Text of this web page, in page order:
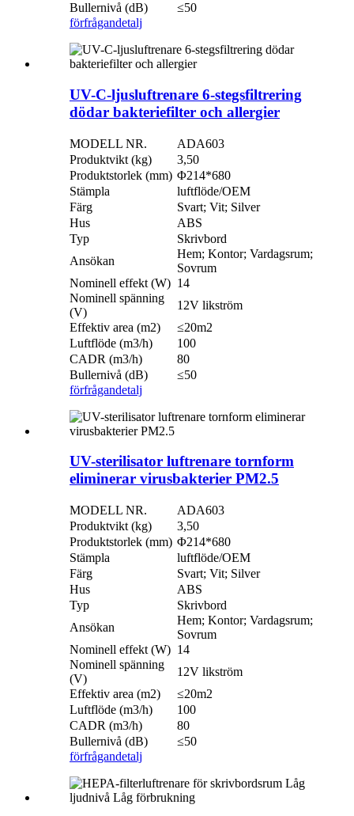
Bullernivå (dB)
≤50
förfrågandetalj
UV-C-ljusluftrenare 6-stegsfiltrering
dödar bakteriefilter och allergier
MODELL NR.
ADA603
Produktvikt (kg)
3,50
Produktstorlek (mm) Φ214*680
Stämpla
luftflöde/OEM
Färg
Svart; Vit; Silver
Hus
ABS
Typ
Skrivbord
Ansökan
Hem; Kontor; Vardagsrum;
Sovrum
Nominell effekt (W) 14
Nominell spänning
(V)
12V likström
Effektiv area (m2)
≤20m2
Luftflöde (m3/h)
100
CADR (m3/h)
80
Bullernivå (dB)
≤50
förfrågandetalj
UV-sterilisator luftrenare tornform
eliminerar virusbakterier PM2.5
MODELL NR.
ADA603
Produktvikt (kg)
3,50
Produktstorlek (mm) Φ214*680
Stämpla
luftflöde/OEM
Färg
Svart; Vit; Silver
Hus
ABS
Typ
Skrivbord
Ansökan
Hem; Kontor; Vardagsrum;
Sovrum
Nominell effekt (W) 14
Nominell spänning
(V)
12V likström
Effektiv area (m2)
≤20m2
Luftflöde (m3/h)
100
CADR (m3/h)
80
Bullernivå (dB)
≤50
förfrågandetalj